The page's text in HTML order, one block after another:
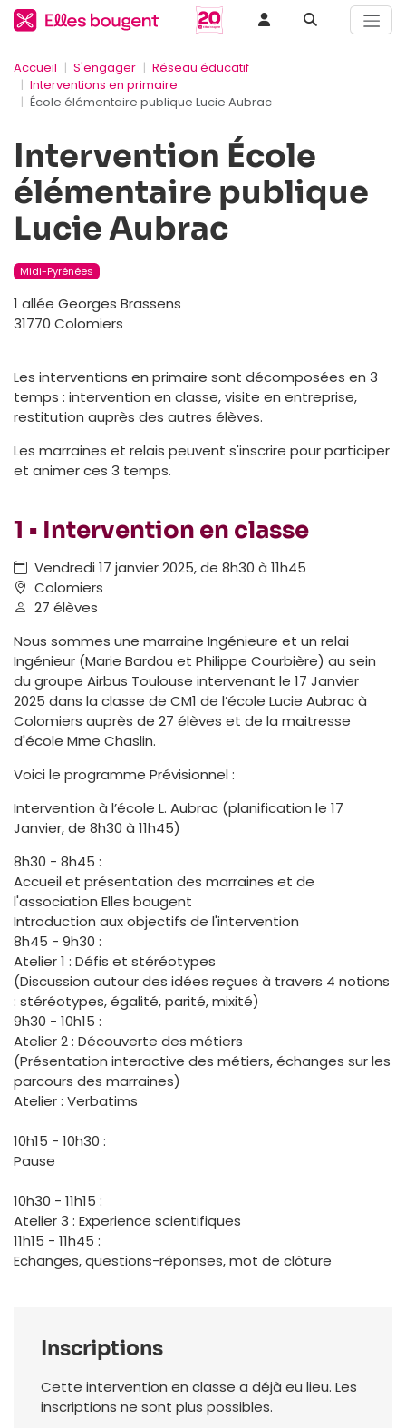
Accueil S'engager
Réseau éducatif
Interventions en primaire
École élémentaire publique Lucie Aubrac
Intervention École
élémentaire publique
Lucie Aubrac
Midi-Pyrénées
1 allée Georges Brassens
31770 Colomiers
Les interventions en primaire sont décomposées en 3
temps : intervention en classe, visite en entreprise,
restitution auprès des autres élèves.
Les marraines et relais peuvent s'inscrire pour participer
et animer ces 3 temps.
1 • Intervention en classe
Vendredi 17 janvier 2025, de 8h30 à 11h45
Colomiers
27 élèves
Nous sommes une marraine Ingénieure et un relai
Ingénieur (Marie Bardou et Philippe Courbière) au sein
du groupe Airbus Toulouse intervenant le 17 Janvier
2025 dans la classe de CM1 de l’école Lucie Aubrac à
Colomiers auprès de 27 élèves et de la maitresse
d'école Mme Chaslin.
Voici le programme Prévisionnel :
Intervention à l’école L. Aubrac (planification le 17
Janvier, de 8h30 à 11h45)
8h30 - 8h45 :
Accueil et présentation des marraines et de
l'association Elles bougent
Introduction aux objectifs de l'intervention
8h45 - 9h30 :
Atelier 1 : Défis et stéréotypes
(Discussion autour des idées reçues à travers 4 notions
: stéréotypes, égalité, parité, mixité)
9h30 - 10h15 :
Atelier 2 : Découverte des métiers
(Présentation interactive des métiers, échanges sur les
parcours des marraines)
Atelier : Verbatims
10h15 - 10h30 :
Pause
10h30 - 11h15 :
Atelier 3 : Experience scientifiques
11h15 - 11h45 :
Echanges, questions-réponses, mot de clôture
Inscriptions
Cette intervention en classe a déjà eu lieu. Les
inscriptions ne sont plus possibles.